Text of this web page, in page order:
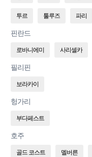
투르 툴루즈 파리
핀란드
로바니에미 사리셀카
필리핀
보라카이
헝가리
부다페스트
호주
골드 코스트 멜버른